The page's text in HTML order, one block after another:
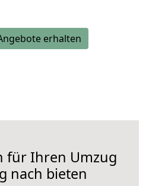
erhalten
für Ihren Umzug
nach bieten